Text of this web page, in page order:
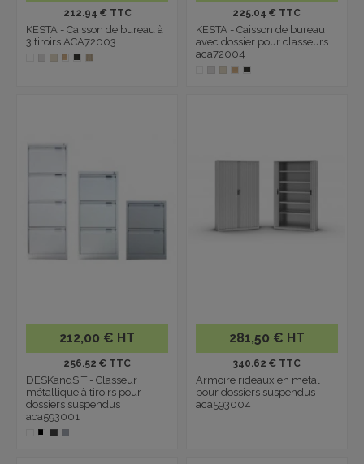
212.94 € TTC
KESTA - Caisson de bureau à
3 tiroirs ACA72003
225.04 € TTC
KESTA - Caisson de bureau
avec dossier pour classeurs
aca72004
212,00 € HT
256.52 € TTC
DESKandSIT - Classeur
métallique à tiroirs pour
dossiers suspendus
aca593001
281,50 € HT
340.62 € TTC
Armoire rideaux en métal
pour dossiers suspendus
aca593004